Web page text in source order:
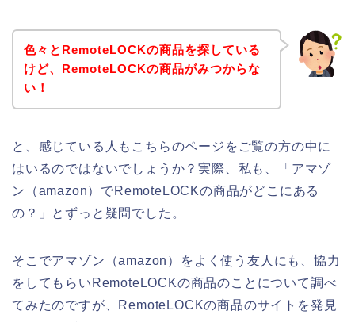
色々とRemoteLOCKの商品を探している
けど、RemoteLOCKの商品がみつからな
い！
と、感じている人もこちらのページをご覧の方の中に
はいるのではないでしょうか？実際、私も、「アマゾ
ン（amazon）でRemoteLOCKの商品がどこにある
の？」とずっと疑問でした。
そこでアマゾン（amazon）をよく使う友人にも、協力
をしてもらいRemoteLOCKの商品のことについて調べ
てみたのですが、RemoteLOCKの商品のサイトを発見